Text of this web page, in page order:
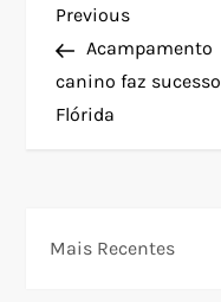
N
a
v
g
Previous
Post
Previous
Acampamento
canino faz
Flórida
Mais Recentes